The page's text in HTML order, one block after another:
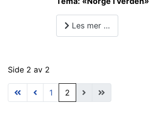
Les mer …
Side 2 av 2
1 2